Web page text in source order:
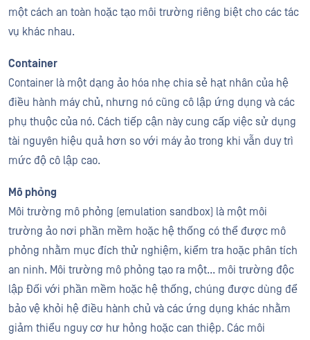
một cách an toàn hoặc tạo môi trường riêng biệt cho các tác
vụ khác nhau.
Container
Container là một dạng ảo hóa nhẹ chia sẻ hạt nhân của hệ
điều hành máy chủ, nhưng nó cũng cô lập ứng dụng và các
phụ thuộc của nó. Cách tiếp cận này cung cấp việc sử dụng
tài nguyên hiệu quả hơn so với máy ảo trong khi vẫn duy trì
mức độ cô lập cao.
Mô phỏng
Môi trường mô phỏng (emulation sandbox) là một môi
trường ảo nơi phần mềm hoặc hệ thống có thể được mô
phỏng nhằm mục đích thử nghiệm, kiểm tra hoặc phân tích
an ninh. Môi trường mô phỏng tạo ra một... môi trường độc
lập Đối với phần mềm hoặc hệ thống, chúng được dùng để
bảo vệ khỏi hệ điều hành chủ và các ứng dụng khác nhằm
giảm thiểu nguy cơ hư hỏng hoặc can thiệp. Các môi